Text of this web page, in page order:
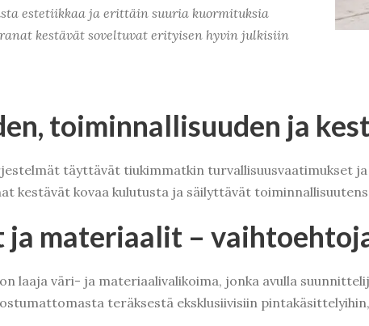
estetiikkaa ja erittäin suuria kuormituksia
kestävät soveltuvat erityisen hyvin julkisiin
toiminnallisuuden ja
täyttävät tiukimmatkin turvallisuusvaatimukset
kestävät kovaa kulutusta ja säilyttävät
materiaalit –
laaja väri- ja materiaalivalikoima, jonka avulla
teräksestä eksklusiivisiin